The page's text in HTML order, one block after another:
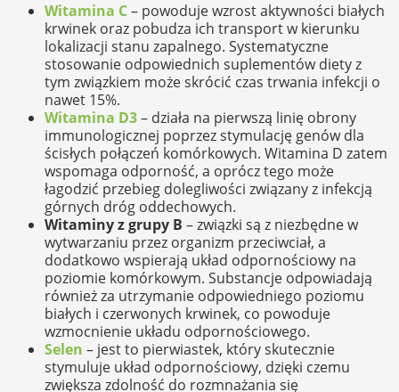
Witamina C– powoduje wzrost aktywności białych
krwinek oraz pobudza ich transport w kierunku
lokalizacji stanu zapalnego. Systematyczne
stosowanie odpowiednich suplementów diety z
tym związkiem może skrócić czas trwania infekcji o
nawet 15%.
Witamina D3– działa na pierwszą linię obrony
immunologicznej poprzez stymulację genów dla
ścisłych połączeń komórkowych. Witamina D zatem
wspomaga odporność, a oprócz tego może
łagodzić przebieg dolegliwości związany z infekcją
górnych dróg oddechowych.
Witaminy z grupy B – związki są z niezbędne w
wytwarzaniu przez organizm przeciwciał, a
dodatkowo wspierają układ odpornościowy na
poziomie komórkowym. Substancje odpowiadają
również za utrzymanie odpowiedniego poziomu
białych i czerwonych krwinek, co powoduje
wzmocnienie układu odpornościowego.
Selen – jest to pierwiastek, który skutecznie
stymuluje układ odpornościowy, dzięki czemu
zwiększa zdolność do rozmnażania się